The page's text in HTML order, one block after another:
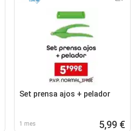
Set prensa ajos + pelador
1 mes 5,99 €